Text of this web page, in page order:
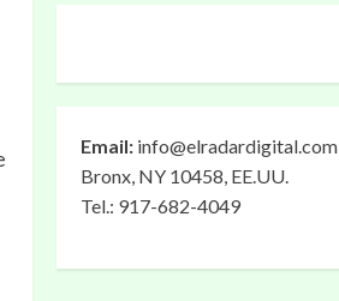
Email: info@elradardigital.com
Bronx, NY 10458, EE.UU.
Tel.: 917-682-4049